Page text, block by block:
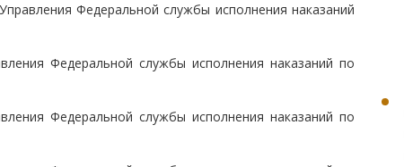
Федеральной службы исполнения наказаний
Федеральной службы исполнения наказаний по
Федеральной службы исполнения наказаний по